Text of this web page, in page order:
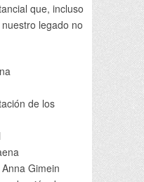
que, incluso
legado no
de los
Gimein